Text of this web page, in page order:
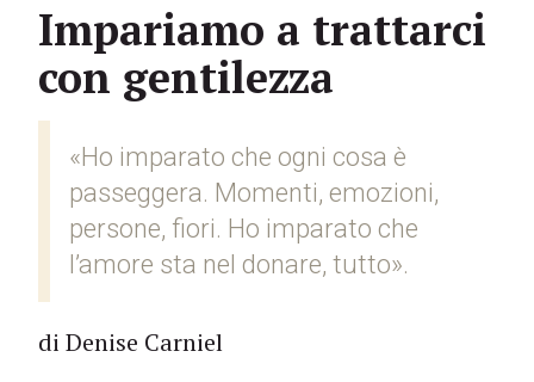
Impariamo a trattarci
con gentilezza
«Ho imparato che ogni cosa è
passeggera. Momenti, emozioni,
persone, fiori. Ho imparato che
l’amore sta nel donare, tutto».
di Denise Carniel